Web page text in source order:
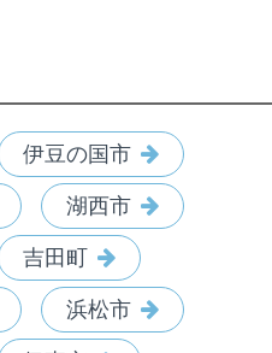
伊豆の国市
湖西市
吉田町
浜松市